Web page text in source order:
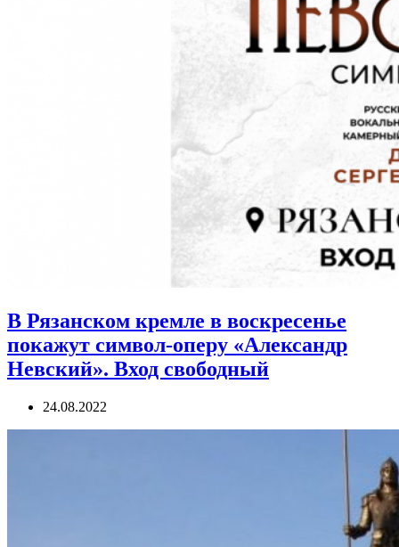
В Рязанском кремле в воскресенье
покажут символ-оперу «Александр
Невский». Вход свободный
24.08.2022